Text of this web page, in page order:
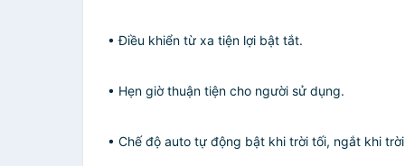
• Điều khiển từ xa tiện lợi bật tắt.
• Hẹn giờ thuận tiện cho người sử dụng.
• Chế độ auto tự động bật khi trời tối, ngắt khi